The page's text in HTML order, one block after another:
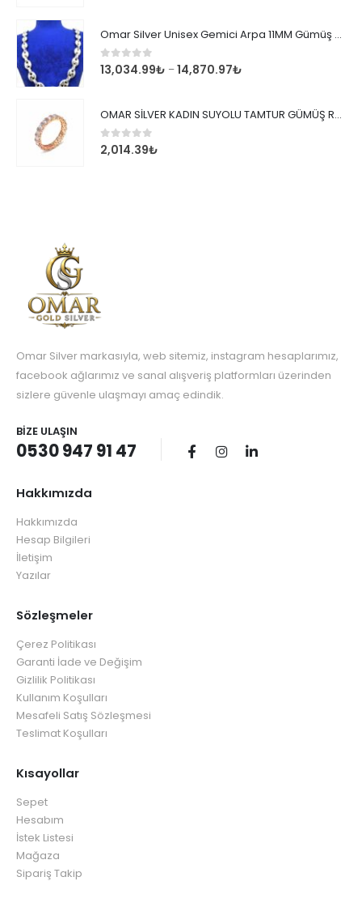
Omar Silver Unisex Gemici Arpa 11MM Gümüş Kolye Zincir
0out of 5
13,034.99₺ –14,870.97₺
OMAR SİLVER KADIN SUYOLU TAMTUR GÜMÜŞ ROSE YÜZÜK SU YOLU TAMTUR YÜZÜK Omr8149
0 out of 5
2,014.39₺
Omar Silver markasıyla, web sitemiz, instagram hesaplarımız,
facebook ağlarımız ve sanal alışveriş platformları üzerinden
sizlere güvenle ulaşmayı amaç edindik.
BIZE ULAŞIN
0530 947 91 47
Hakkımızda
Hakkımızda
Hesap Bilgileri
İletişim
Yazılar
Sözleşmeler
Çerez Politikası
Garanti İade ve Değişim
Gizlilik Politikası
Kullanım Koşulları
Mesafeli Satış Sözleşmesi
Teslimat Koşulları
Kısayollar
Sepet
Hesabım
İstek Listesi
Mağaza
Sipariş Takip